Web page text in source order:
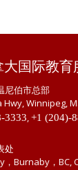
大国际教
尼伯市总部
Hwy, Winnipeg,
3333,+1 (204)-
处
，Burnaby，BC,